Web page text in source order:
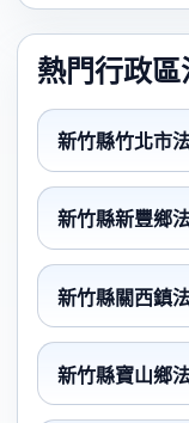
熱門行政區
新竹縣竹北市
新竹縣新豐鄉
新竹縣關西鎮
新竹縣寶山鄉